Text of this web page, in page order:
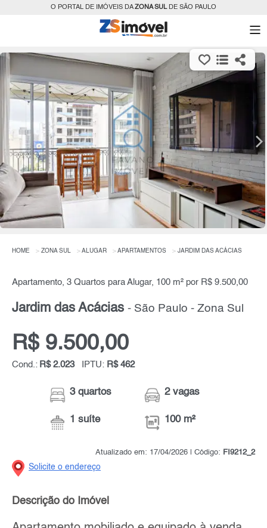
O PORTAL DE IMÓVEIS DAZONA SULDE SÃO PAULO
HOME ZONA SUL ALUGAR APARTAMENTOS JARDIM DAS ACÁCIAS
Apartamento, 3 Quartos para Alugar, 100 m² por R$ 9.500,00
Jardim das Acácias - São Paulo - Zona Sul
R$ 9.500,00
Cond.: R$ 2.023 IPTU: R$ 462
3 quartos
1 suíte
2 vagas
100 m²
Atualizado em: 17/04/2026 | Código: FI9212_2
Solicite o endereço
Descrição do Imóvel